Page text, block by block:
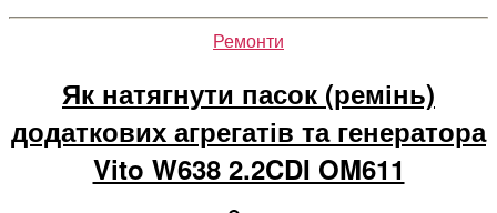
Категорії
Ремонти
Як натягнути пасок (ремінь)
додаткових агрегатів та генератора
Vito W638 2.2CDI OM611